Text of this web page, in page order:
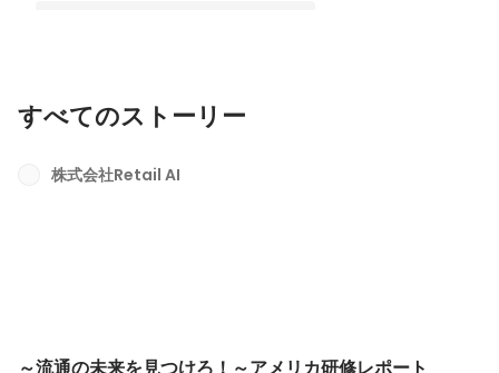
研修レポート
すべてのストーリー
株式会社Retail AI